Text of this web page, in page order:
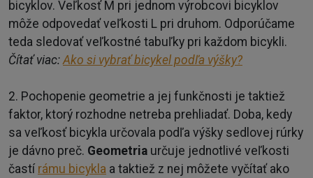
bicyklov. Veľkosť M pri jednom výrobcovi bicyklov
môže odpovedať veľkosti L pri druhom. Odporúčame
teda sledovať veľkostné tabuľky pri každom bicykli.
Čítať viac:Ako si vybrať bicykel podľa výšky?
2. Pochopenie geometrie a jej funkčnosti je taktiež
faktor, ktorý rozhodne netreba prehliadať. Doba, kedy
sa veľkosť bicykla určovala podľa výšky sedlovej rúrky
je dávno preč. Geometria určuje jednotlivé veľkosti
častí rámu bicykla a taktiež z nej môžete vyčítať ako